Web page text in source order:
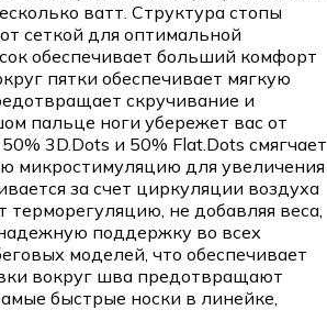
ватт. Структура стопы
сеткой для оптимальной
обеспечивает больший комфорт
пятки обеспечивает мягкую
скручивание и
пальце ноги убережет вас от
3D.Dots и 50% Flat.Dots смягчает
микростимуляцию для увеличения
за счет циркуляции воздуха
терморегуляцию, не добавляя веса,
поддержку во всех
моделей, что обеспечивает
вокруг шва предотвращают
быстрые носки в линейке,